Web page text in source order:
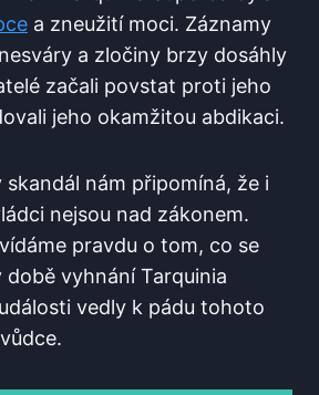
a zneužití moci. Záznamy
a zločiny brzy dosáhly
začali povstat proti jeho
jeho okamžitou abdikaci.
nám připomíná, že i
nejsou nad zákonem.
pravdu o tom, co se
vyhnání Tarquinia
vedly k pádu tohoto